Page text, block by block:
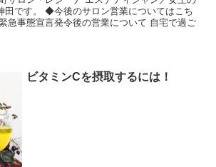
田です。 ◆今後のサロン営業についてはこち
急事態宣言発令後の営業について 自宅で過ご
ビタミンCを摂取するには！